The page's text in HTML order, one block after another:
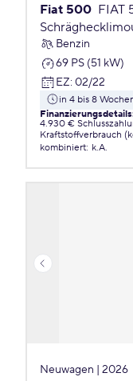
Fiat 500 FIAT
Benzin
69 PS (51 kW)
EZ: 02/22
in 4 bis 8
Finanzierungsdetails
4.930 €
Kraftstoffverbrauch
kombiniert: k.A.
Neuwagen | 2026